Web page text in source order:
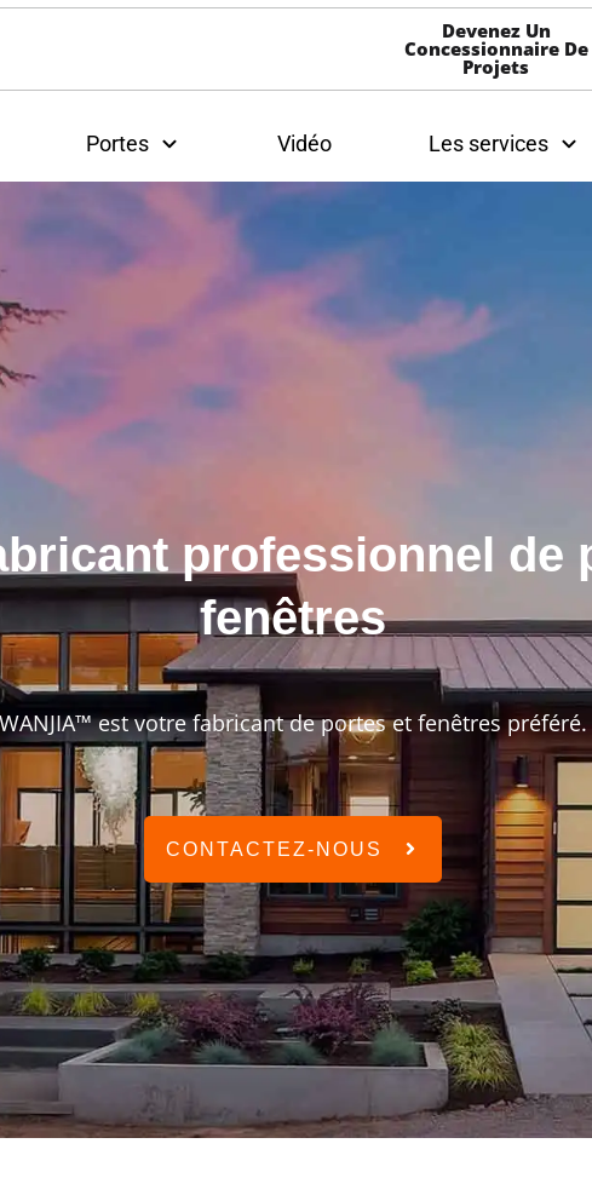
Devenez Un
Concessionnaire De
Projets
Portes Vidéo Les services
professionnel de
fenêtres
WANJIA™ est votre fabricant de portes et fenêtres préféré.
CONTACTEZ-NOUS